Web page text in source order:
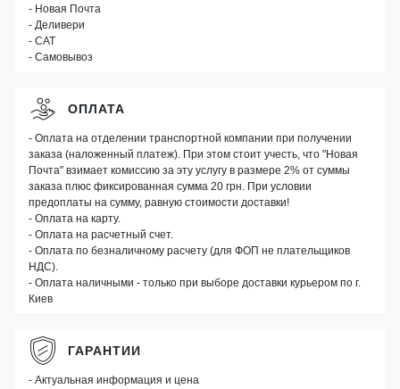
- Новая Почта
- Деливери
- САТ
- Самовывоз
ОПЛАТА
- Оплата на отделении транспортной компании при получении
заказа (наложенный платеж). При этом стоит учесть, что "Новая
Почта" взимает комиссию за эту услугу в размере 2% от суммы
заказа плюс фиксированная сумма 20 грн. При условии
предоплаты на сумму, равную стоимости доставки!
- Оплата на карту.
- Оплата на расчетный счет.
- Оплата по безналичному расчету (для ФОП не плательщиков
НДС).
- Оплата наличными - только при выборе доставки курьером по г.
Киев
ГАРАНТИИ
- Актуальная информация и цена